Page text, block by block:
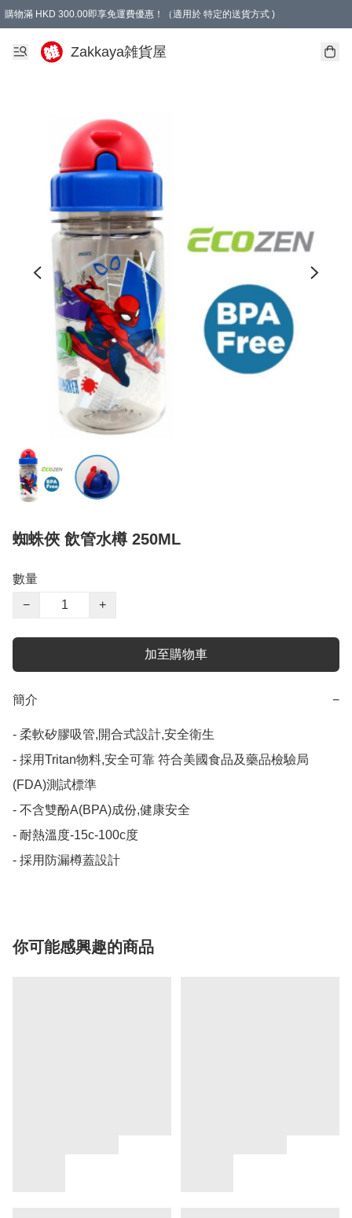
購物滿 HKD 300.00即享免運費優惠！（適用於 特定的送貨方式 )
Zakkaya雑貨屋
蜘蛛俠 飲管水樽 250ML
數量
−
+
加至購物車
簡介 −
- 柔軟矽膠吸管,開合式設計,安全衛生
- 採用Tritan物料,安全可靠 符合美國食品及藥品檢驗局
(FDA)測試標準
- 不含雙酚A(BPA)成份,健康安全
- 耐熱溫度-15c-100c度
- 採用防漏樽蓋設計
你可能感興趣的商品